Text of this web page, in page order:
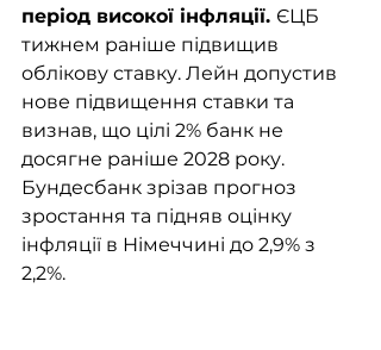
період високої інфляції. ЄЦБ
тижнем раніше підвищив
облікову ставку. Лейн допустив
нове підвищення ставки та
визнав, що цілі 2% банк не
досягне раніше 2028 року.
Бундесбанк зрізав прогноз
зростання та підняв оцінку
інфляції в Німеччині до 2,9% з
2,2%.